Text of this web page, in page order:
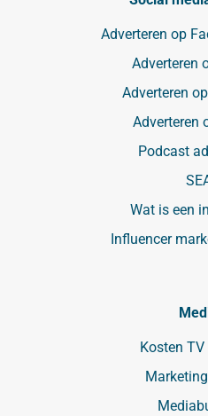
Adverteren op
Adverteren
Adverteren
Adverteren
Podcast
Wat is een
Influencer
Kosten